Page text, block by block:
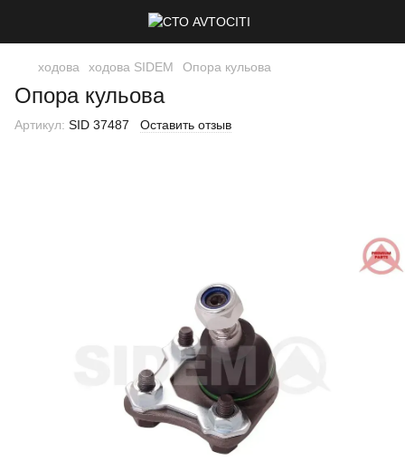
ходова ходова SIDEM Опора кульова
Опора кульова
Артикул: SID 37487 Оставить отзыв